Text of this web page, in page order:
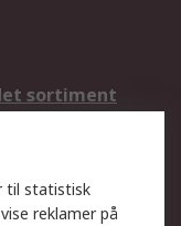
sortiment
Support
til statistisk
reklamer på